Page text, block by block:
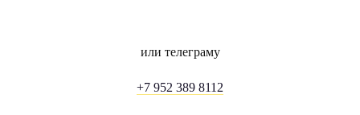
или телеграму
+7 952 389 8112